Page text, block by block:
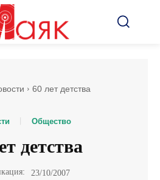
60 лет детства
Общество
детства
23/10/2007